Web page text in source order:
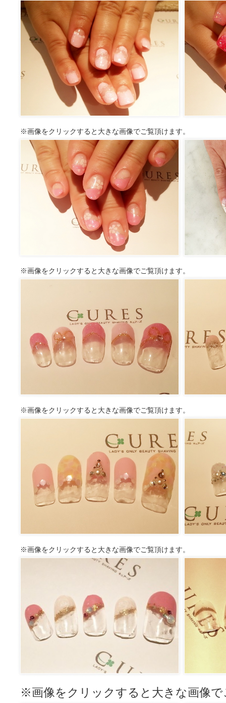
※画像をクリックすると大きな画像でご覧頂けます。
※画像をクリックすると大きな画像でご覧頂けます。
※画像をクリックすると大きな画像でご覧頂けます。
※画像をクリックすると大きな画像でご覧頂けます。
※画像をクリックすると大きな画像で